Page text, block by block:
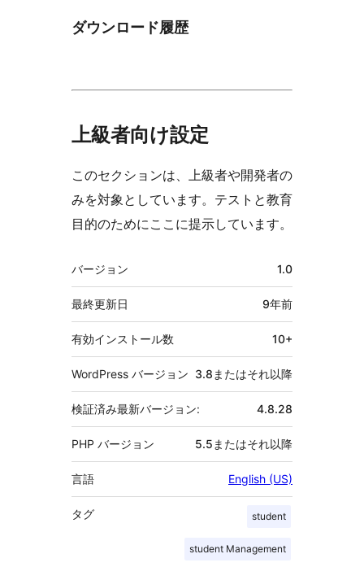
ダウンロード履歴
上級者向け設定
このセクションは、上級者や開発者の
みを対象としています。テストと教育
目的のためにここに提示しています。
メ
タ
バージョン 1.0
最終更新日 9年前
有効インストール数 10+
WordPress バージョン 3.8またはそれ以降
検証済み最新バージョン: 4.8.28
PHP バージョン 5.5またはそれ以降
言語 English (US)
タグ student
student Management